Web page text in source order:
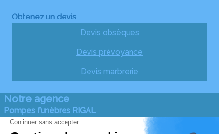
Obtenez un devis
Devis obsèques
Devis prévoyance
Devis marbrerie
Notre agence
Pompes funèbres RIGAL
05 65 65 78 10